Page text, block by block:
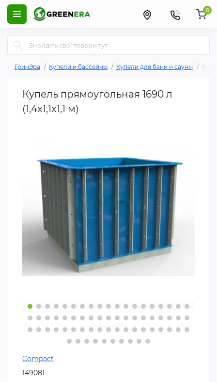
0
ГринЭра Купели и бассейны Купели для бани и сауны
Купель прямоугольная 1690 л
(1,4х1,1х1,1 м)
Compact
149081